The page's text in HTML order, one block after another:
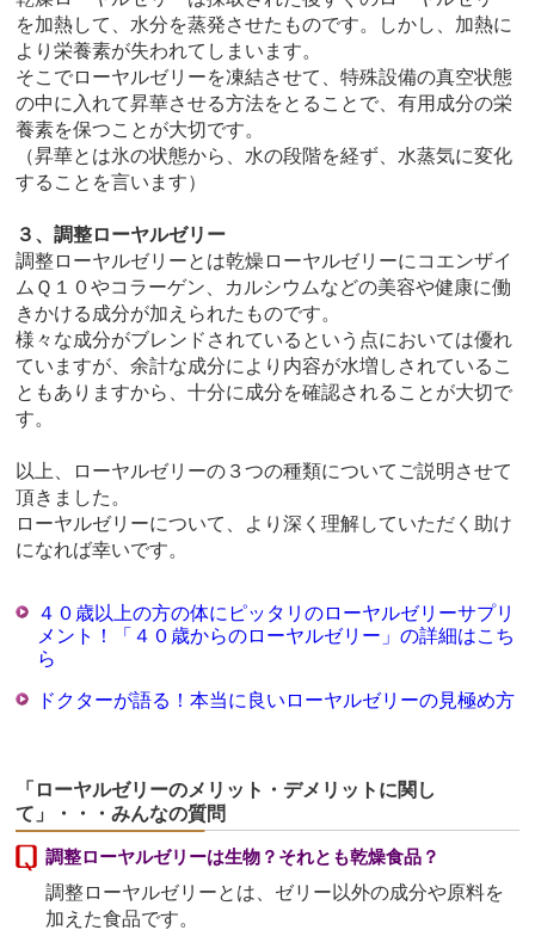
を加熱して、水分を蒸発させたものです。しかし、加熱に
より栄養素が失われてしまいます。
そこでローヤルゼリーを凍結させて、特殊設備の真空状態
の中に入れて昇華させる方法をとることで、有用成分の栄
養素を保つことが大切です。
（昇華とは氷の状態から、水の段階を経ず、水蒸気に変化
することを言います）
３、調整ローヤルゼリー
調整ローヤルゼリーとは乾燥ローヤルゼリーにコエンザイ
ムＱ１０やコラーゲン、カルシウムなどの美容や健康に働
きかける成分が加えられたものです。
様々な成分がブレンドされているという点においては優れ
ていますが、余計な成分により内容が水増しされているこ
ともありますから、十分に成分を確認されることが大切で
す。
以上、ローヤルゼリーの３つの種類についてご説明させて
頂きました。
ローヤルゼリーについて、より深く理解していただく助け
になれば幸いです。
４０歳以上の方の体にピッタリのローヤルゼリーサプリ
メント！「４０歳からのローヤルゼリー」の詳細はこち
ら
ドクターが語る！本当に良いローヤルゼリーの見極め方
「ローヤルゼリーのメリット・デメリットに関し
て」・・・みんなの質問
調整ローヤルゼリーは生物？それとも乾燥食品？
調整ローヤルゼリーとは、ゼリー以外の成分や原料を
加えた食品です。